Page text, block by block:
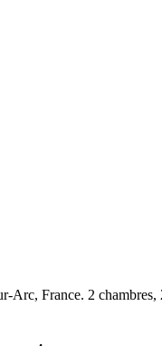
Arc, France. 2